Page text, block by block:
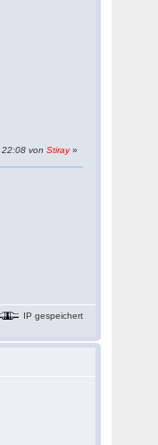
22:08 vonStiray»
IP gespeichert